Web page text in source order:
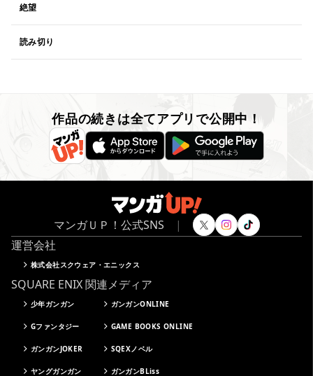
絶望
読み切り
作品の続きは全てアプリで公開中！
マンガＵＰ！公式SNS
|
運営会社
株式会社スクウェア・エニックス
SQUARE ENIX 関連メディア
少年ガンガン
Gファンタジー
ガンガンJOKER
ヤングガンガン
ガンガンONLINE
GAME BOOKS ONLINE
SQEXノベル
ガンガンBLiss